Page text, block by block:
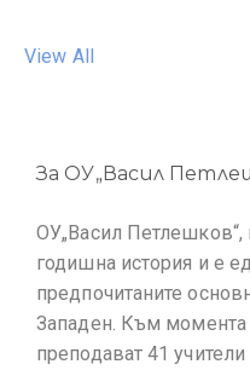
View All
За ОУ„Васил
ОУ„Васил
годишна история и е
предпочитаните
Западен. Към момента
преподават 41